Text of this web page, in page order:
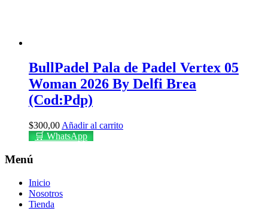
BullPadel Pala de Padel Vertex 05
Woman 2026 By Delfi Brea
(Cod:Pdp)
$300,00 Añadir al carrito
🛒 WhatsApp
Menú
Inicio
Nosotros
Tienda